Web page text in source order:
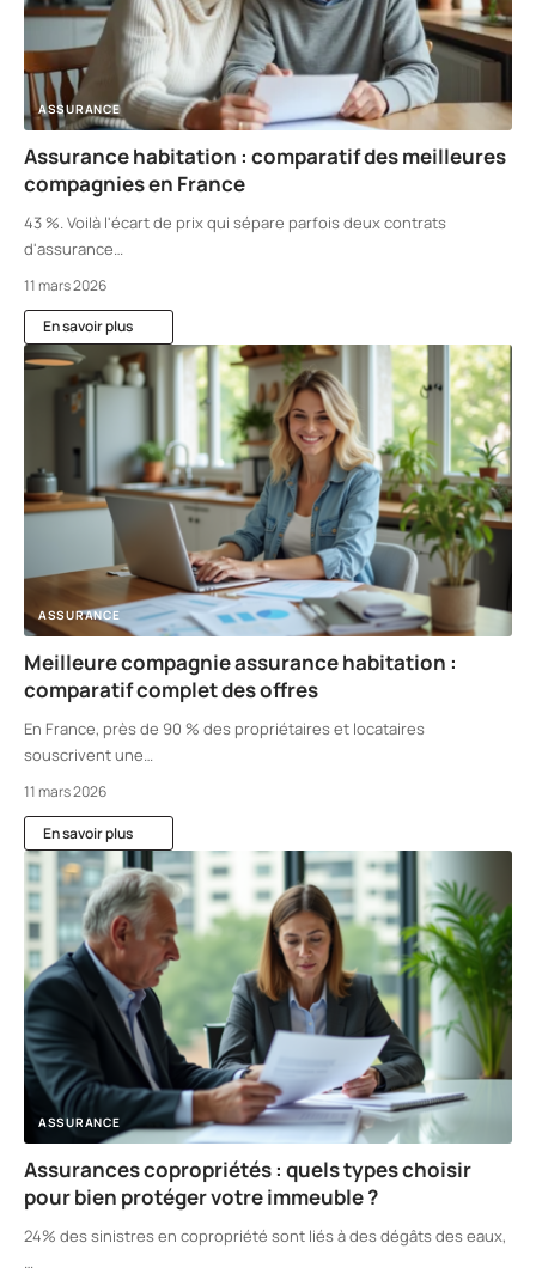
ASSURANCE
Assurance habitation : comparatif des meilleures
compagnies en France
43 %. Voilà l'écart de prix qui sépare parfois deux contrats
d'assurance…
11 mars 2026
En savoir plus
ASSURANCE
Meilleure compagnie assurance habitation :
comparatif complet des offres
En France, près de 90 % des propriétaires et locataires
souscrivent une…
11 mars 2026
En savoir plus
ASSURANCE
Assurances copropriétés : quels types choisir
pour bien protéger votre immeuble ?
24% des sinistres en copropriété sont liés à des dégâts des eaux,